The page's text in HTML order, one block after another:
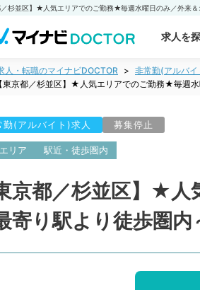
求人を
人・転職のマイナビDOCTOR 非常勤(アルバイ
【東京都／杉並区】★人気エリアでのご勤務★毎週
勤(アルバイト)求人 募集停止
リア 駅近・徒歩圏内
東京都／杉並区】★
寄り駅より徒歩圏内